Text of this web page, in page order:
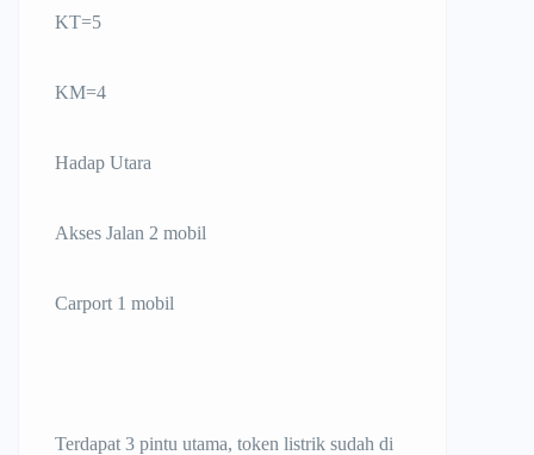
KT=5
KM=4
Hadap Utara
Akses Jalan 2 mobil
Carport 1 mobil
Terdapat 3 pintu utama, token listrik sudah di